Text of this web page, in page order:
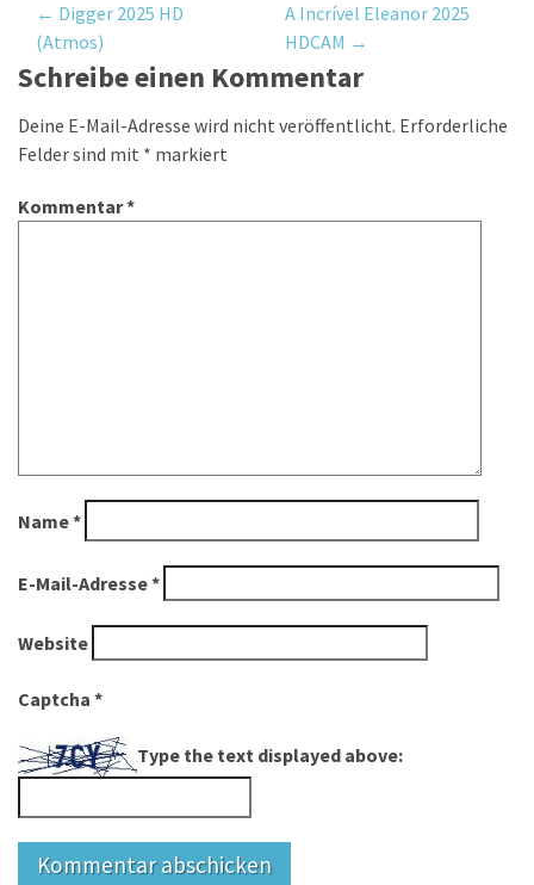
Post
navigation
← Digger 2025 HD
(Atmos)
A Incrível Eleanor 2025
HDCAM →
Schreibe einen Kommentar
Deine E-Mail-Adresse wird nicht veröffentlicht. Erforderliche
Felder sind mit * markiert
Kommentar*
Name*
E-Mail-Adresse*
Website
Captcha *
Type the text displayed above: